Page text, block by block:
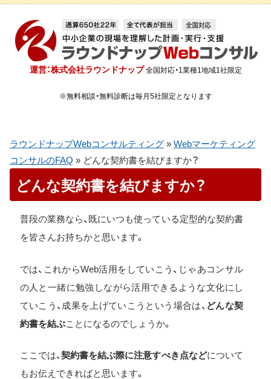
運営：株式会社ラウンドナップ 全国対応・1業種1地域1社限定
※無料相談・無料診断は毎月5社限定となります
ラウンドナップWebコンサルティング » Webマーケティング
コンサルのFAQ » どんな契約書を結びますか？
どんな契約書を結びますか？
普段の業務なら、既にいつも使っている定型的な契約書
を皆さんお持ちかと思います。
では、これからWeb活用をしていこう、じゃあコンサル
の人と一緒に勉強しながら活用できるような文化にし
ていこう、成果を上げていこうという場合は、 どんな契
約書を結ぶことになるのでしょうか。
ここでは、契約書を結ぶ際に注意すべき点などについて
もお伝えできればと思います。